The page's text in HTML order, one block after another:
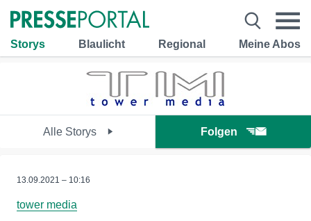
Storys Blaulicht Regional Meine Abos
Alle Storys Folgen
13.09.2021 – 10:16
tower media